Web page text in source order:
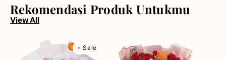
Rekomendasi Produk Untukmu
View All
Sale
Rose